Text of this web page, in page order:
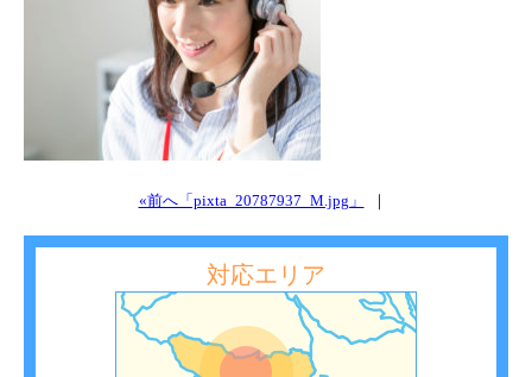
«前へ「pixta_20787937_M.jpg」 ｜
対応エリア